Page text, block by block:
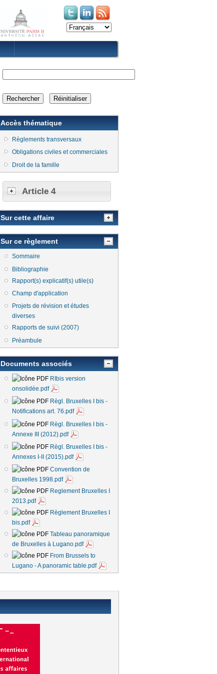
(le lien est externe)
(le lien est externe)
Accès thématique
Règlements transversaux
Obligations civiles et commerciales
Droit de la famille
Article 4
Sur cette affaire
Sur ce règlement
Sommaire
Bibliographie
Rapport(s) explicatif(s) utile(s)
Champ d'application
Projets de révision et études
diverses
Rapports de suivi (2007)
Préambule
Documents associés
RIbis version
onsolidée.pdf
Règl. Bruxelles I bis -
Notifications art. 76.pdf
Règl. Bruxelles I bis -
Annexe III (2012).pdf
Règl. Bruxelles I bis -
Annexes I-II (2015).pdf
Convention de
Bruxelles 1998.pdf
Reglement Bruxelles I
2013.pdf
Règlement Bruxelles I
bis.pdf
Tableau panoramique
de Bruxelles à Lugano.pdf
From Brussels to
Lugano - A panoramic table.pdf